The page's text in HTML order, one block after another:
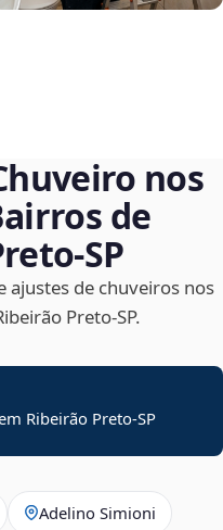
nos
de
ajustes de chuveiros nos
Preto‑SP.
Ribeirão Preto-SP
Adelino Simioni